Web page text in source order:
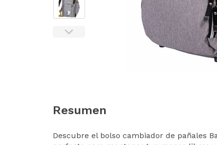
Resumen
Descubre el bolso cambiador de pañales